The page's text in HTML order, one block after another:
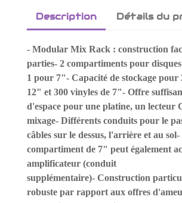
Description Détails du
- Modular Mix Rack : construction
parties- 2 compartiments pour
1 pour 7"- Capacité de stockage pour
12" et 300 vinyles de 7"- Offre
d'espace pour une platine, un lecteur
mixage- Différents conduits pour le
câbles sur le dessus, l'arrière et au
compartiment de 7" peut également
amplificateur (conduit
supplémentaire)- Construction
robuste par rapport aux offres